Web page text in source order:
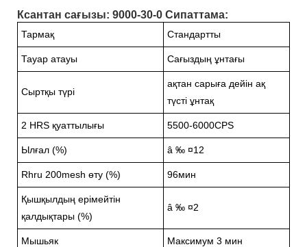
Ксантан сағызы: 9000-30-0 Сипаттама:
Тармақ Стандартты
Тауар атауы Сағыздың ұнтағы
Сыртқы түрі
ақтан сарыға дейін ақ
түсті ұнтақ
2 HRS қуаттылығы 5500-6000CPS
Ылғал (%) â ‰ ¤12
Rhru 200mesh өту (%) 96мин
Қышқылдың ерімейтін
қалдықтары (%)
â ‰ ¤2
Мышьяк Максимум 3 мин